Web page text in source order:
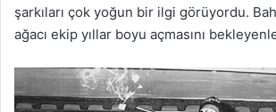
şarkıları çok yoğun bir ilgi görüyordu.
ağacı ekip yıllar boyu açmasını